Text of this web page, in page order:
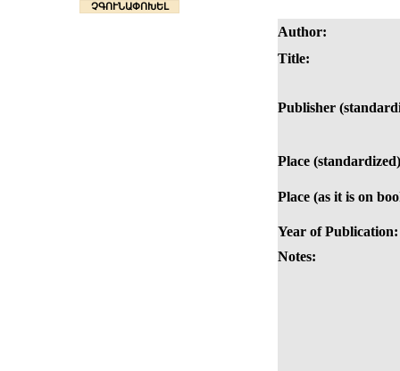
ՉԳՈՒՆԱՓՈԽԵԼ
Author:
Title:
Publisher
Place
Place (as it is on
Year of Publication:
Notes: